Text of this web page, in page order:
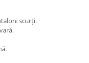
scurți.